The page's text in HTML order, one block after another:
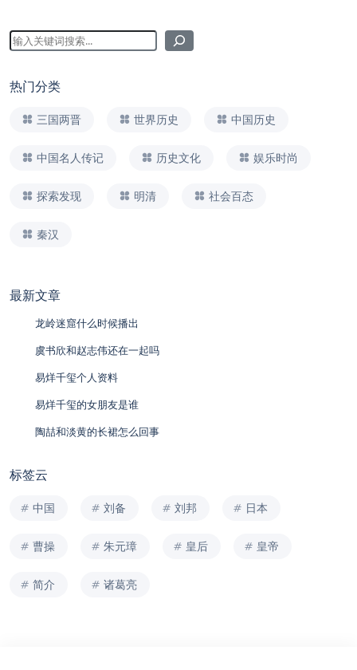
热门分类
三国两晋 世界历史 中国历史
中国名人传记 历史文化 娱乐时尚
探索发现 明清 社会百态
秦汉
最新文章
龙岭迷窟什么时候播出
虞书欣和赵志伟还在一起吗
易烊千玺个人资料
易烊千玺的女朋友是谁
陶喆和淡黄的长裙怎么回事
标签云
中国 刘备 刘邦 日本
曹操 朱元璋 皇后 皇帝
简介 诸葛亮